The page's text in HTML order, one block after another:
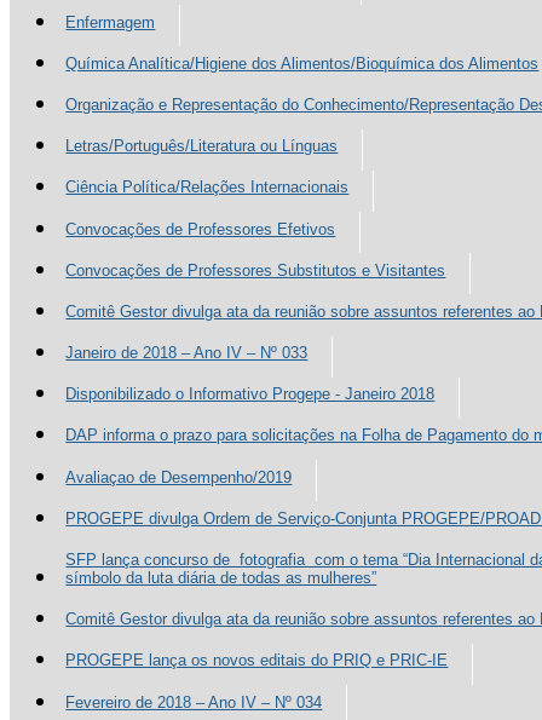
Enfermagem
Química Analítica/Higiene dos Alimentos/Bioquímica dos Alimentos
Organização e Representação do Conhecimento/Representação
Letras/Português/Literatura ou Línguas
Ciência Política/Relações Internacionais
Convocações de Professores Efetivos
Convocações de Professores Substitutos e Visitantes
Comitê Gestor divulga ata da reunião sobre assuntos referentes ao
Janeiro de 2018 – Ano IV – Nº 033
Disponibilizado o Informativo Progepe - Janeiro 2018
DAP informa o prazo para solicitações na Folha de Pagamento do
Avaliaçao de Desempenho/2019
PROGEPE divulga Ordem de Serviço-Conjunta PROGEPE/
SFP lança concurso de fotografia com o tema “Dia Internacional
símbolo da luta diária de todas as mulheres”
Comitê Gestor divulga ata da reunião sobre assuntos referentes ao
PROGEPE lança os novos editais do PRIQ e PRIC-IE
Fevereiro de 2018 – Ano IV – Nº 034